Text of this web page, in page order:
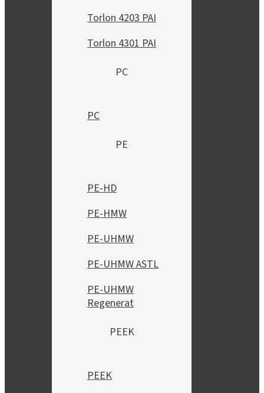
Torlon 4203 PAI
Torlon 4301 PAI
PC
PC
PE
PE-HD
PE-HMW
PE-UHMW
PE-UHMW ASTL
PE-UHMW
Regenerat
PEEK
PEEK